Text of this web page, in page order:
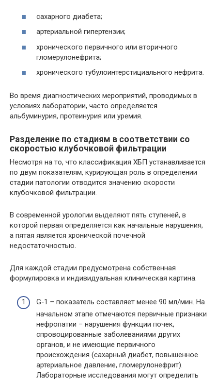
сахарного диабета;
артериальной гипертензии;
хронического первичного или вторичного
гломерулонефрита;
хронического тубулоинтерстициального нефрита.
Во время диагностических мероприятий, проводимых в
условиях лаборатории, часто определяется
альбуминурия, протеинурия или уремия.
Разделение по стадиям в соответствии со
скоростью клубочковой фильтрации
Несмотря на то, что классификация ХБП устанавливается
по двум показателям, курирующая роль в определении
стадии патологии отводится значению скорости
клубочковой фильтрации.
В современной урологии выделяют пять ступеней, в
которой первая определяется как начальные нарушения,
а пятая является хронической почечной
недостаточностью.
Для каждой стадии предусмотрена собственная
формулировка и индивидуальная клиническая картина.
G-1 – показатель составляет менее 90 мл/мин. На
начальном этапе отмечаются первичные признаки
нефропатии – нарушения функции почек,
спровоцированные заболеваниями других
органов, и не имеющие первичного
происхождения (сахарный диабет, повышенное
артериальное давление, гломерулонефрит).
Лабораторные исследования могут определить